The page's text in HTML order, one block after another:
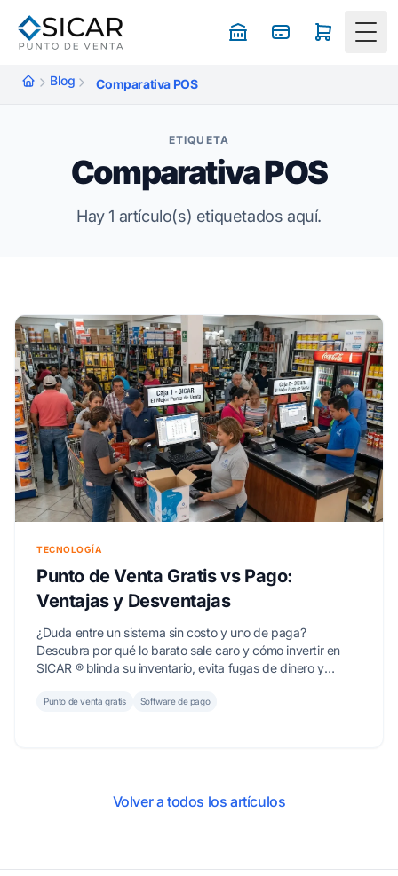
Blog Comparativa POS
ETIQUETA
Comparativa POS
Hay 1 artículo(s) etiquetados aquí.
TECNOLOGÍA
Punto de Venta Gratis vs Pago:
Ventajas y Desventajas
¿Duda entre un sistema sin costo y uno de paga?
Descubra por qué lo barato sale caro y cómo invertir en
SICAR ® blinda su inventario, evita fugas de dinero y
Punto de venta gratis Software de pago
Volver a todos los artículos